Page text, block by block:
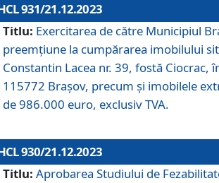
931/21.12.2023
Titlu: Exercitarea de către Municipiul
preemțiune la cumpărarea imobilului
Constantin Lacea nr. 39, fostă Ciocrac,
115772 Brașov, precum și imobilele
de 986.000 euro, exclusiv TVA.
930/21.12.2023
Titlu: Aprobarea Studiului de